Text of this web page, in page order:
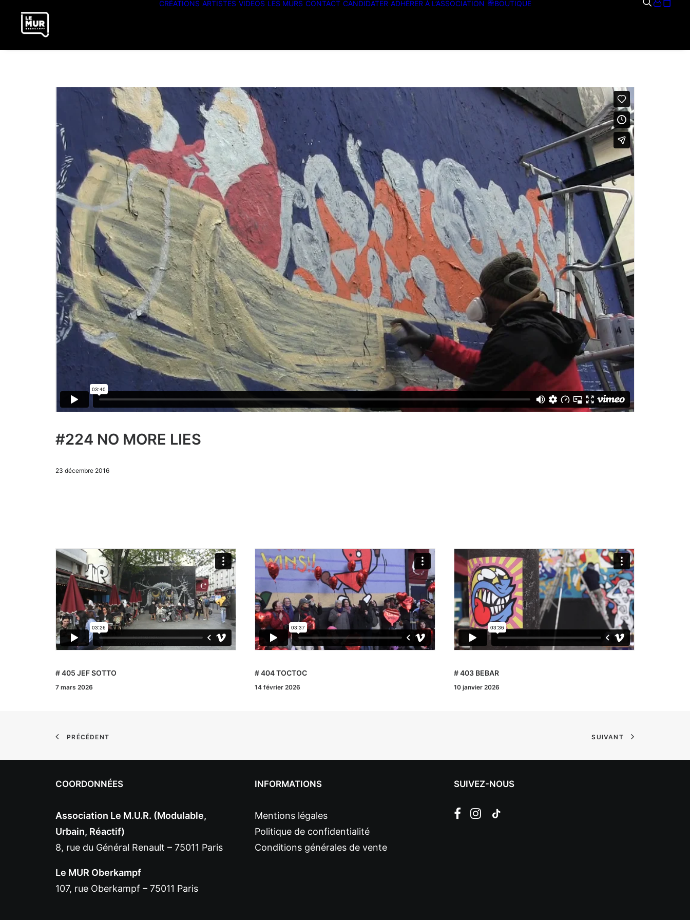
CRÉATIONS ARTISTES VIDEOS LES MURS CONTACT CANDIDATER ADHÉRER À L’ASSOCIATION BOUTIQUE
#224 NO MORE LIES
23 décembre 2016
# 405 JEF SOTTO
7 mars 2026
# 404 TOCTOC
14 février 2026
# 403 BEBAR
10 janvier 2026
PRÉCÉDENT SUIVANT
COORDONNÉES
Association Le M.U.R. (Modulable,
Urbain, Réactif)
8, rue du Général Renault – 75011 Paris
Le MUR Oberkampf
107, rue Oberkampf – 75011 Paris
INFORMATIONS
Mentions légales
Politique de confidentialité
Conditions générales de vente
SUIVEZ-NOUS